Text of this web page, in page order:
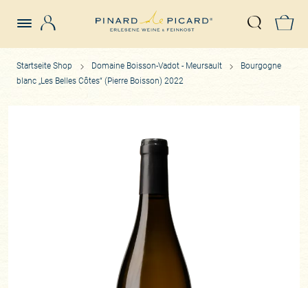
Suche
Startseite Shop Domaine Boisson-Vadot - Meursault
Bourgogne
blanc „Les Belles Côtes“ (Pierre Boisson) 2022